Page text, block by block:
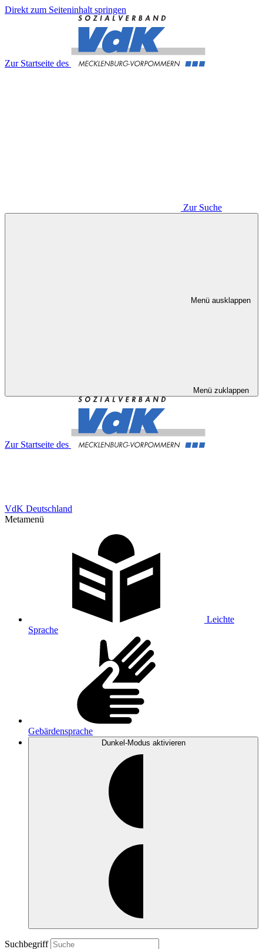
Direkt zum Seiteninhalt springen
Zur Startseite des
Zur Suche
Menü ausklappen
Menü zuklappen
Zur Startseite des
VdK Deutschland
Metamenü
Leichte
Sprache
Gebärdensprache
Dunkel-Modus aktivieren
Suchbegriff